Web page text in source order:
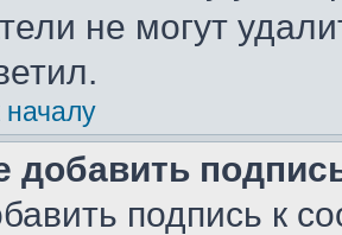
не могут
началу
добавить
подпись к